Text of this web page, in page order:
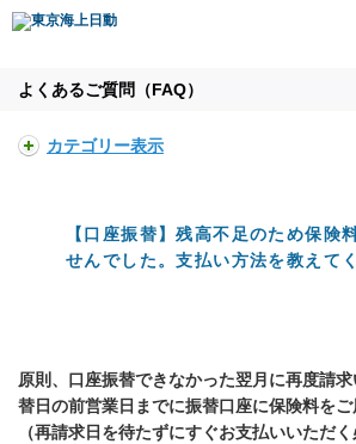
よくあるご質問（FAQ）
カテゴリー表示
【口座振替】残高不足のため保険
せんでした。支払い方法を教えて
原則、口座振替できなかった翌月に再度請
替日の前営業日までに振替口座に保険料をご
（再請求日を待たずにすぐお支払いいただ